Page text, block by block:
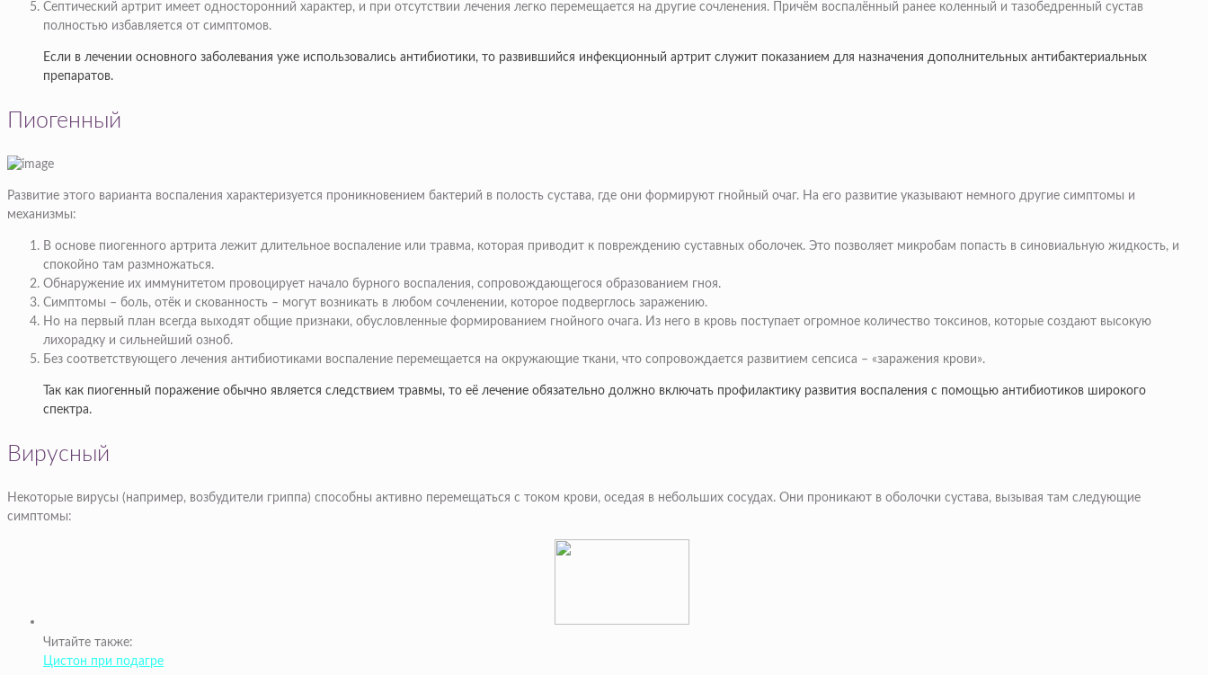
Септический артрит имеет односторонний характер, и при отсутствии лечения легко перемещается на другие сочленения. Причём воспалённый ранее коленный и тазобедренный сустав
полностью избавляется от симптомов.
Если в лечении основного заболевания уже использовались антибиотики, то развившийся инфекционный артрит служит показанием для назначения дополнительных антибактериальных
препаратов.
Пиогенный
Развитие этого варианта воспаления характеризуется проникновением бактерий в полость сустава, где они формируют гнойный очаг. На его развитие указывают немного другие симптомы и
механизмы:
В основе пиогенного артрита лежит длительное воспаление или травма, которая приводит к повреждению суставных оболочек. Это позволяет микробам попасть в синовиальную жидкость, и
спокойно там размножаться.
Обнаружение их иммунитетом провоцирует начало бурного воспаления, сопровождающегося образованием гноя.
Симптомы – боль, отёк и скованность – могут возникать в любом сочленении, которое подверглось заражению.
Но на первый план всегда выходят общие признаки, обусловленные формированием гнойного очага. Из него в кровь поступает огромное количество токсинов, которые создают высокую
лихорадку и сильнейший озноб.
Без соответствующего лечения антибиотиками воспаление перемещается на окружающие ткани, что сопровождается развитием сепсиса – «заражения крови».
Так как пиогенный поражение обычно является следствием травмы, то её лечение обязательно должно включать профилактику развития воспаления с помощью антибиотиков широкого
спектра.
Вирусный
Некоторые вирусы (например, возбудители гриппа) способны активно перемещаться с током крови, оседая в небольших сосудах. Они проникают в оболочки сустава, вызывая там следующие
симптомы:
Читайте также:
Цистон при подагре